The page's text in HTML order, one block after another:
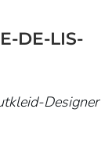
DE-LIS-
Designer